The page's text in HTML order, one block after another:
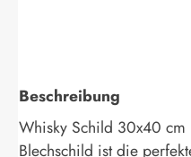
Beschreibung
Whisky Schild 30x40 cm
Blechschild ist die